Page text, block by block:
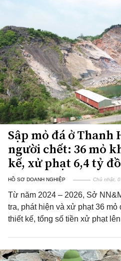
Sập mỏ đá ở Thanh
người chết: 36 mỏ
kế, xử phạt 6,4 tỷ
HỒ SƠ DOANH NGHIỆP Chủ nhật,
Từ năm 2024 – 2026, Sở
tra, phát hiện và xử phạt 36 mỏ
thiết kế, tổng số tiền xử phạt